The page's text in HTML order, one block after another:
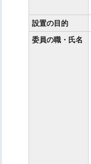
設置の目的
委員の職・氏名